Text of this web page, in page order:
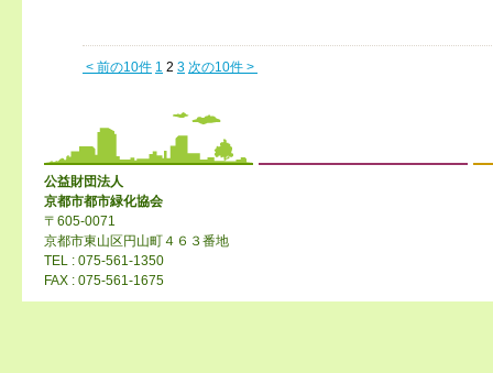
< 前の10件 1 2 3 次の10件 >
公益財団法人
京都市都市緑化協会
〒605-0071
京都市東山区円山町４６３番地
TEL : 075-561-1350
FAX : 075-561-1675